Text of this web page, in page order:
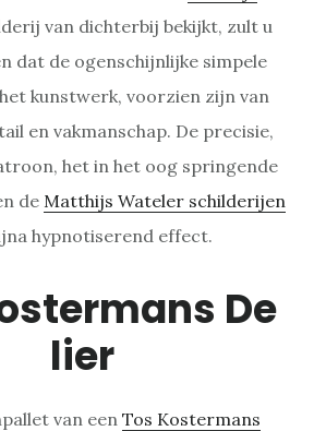
van dichterbij bekijkt, zult u
dat de ogenschijnlijke simpele
kunstwerk, voorzien zijn van
en vakmanschap. De precisie,
het in het oog springende
de Matthijs Wateler schilderijen
hypnotiserend effect.
De
lier
van een Tos Kostermans